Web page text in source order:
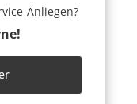
Anliegen?